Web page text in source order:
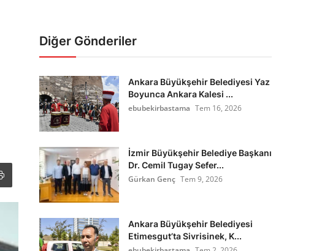
Diğer Gönderiler
Ankara Büyükşehir Belediyesi Yaz
Boyunca Ankara Kalesi ...
ebubekirbastama Tem 16, 2026
İzmir Büyükşehir Belediye Başkanı
Dr. Cemil Tugay Sefer...
Gürkan Genç Tem 9, 2026
Ankara Büyükşehir Belediyesi
Etimesgut’ta Sivrisinek, K...